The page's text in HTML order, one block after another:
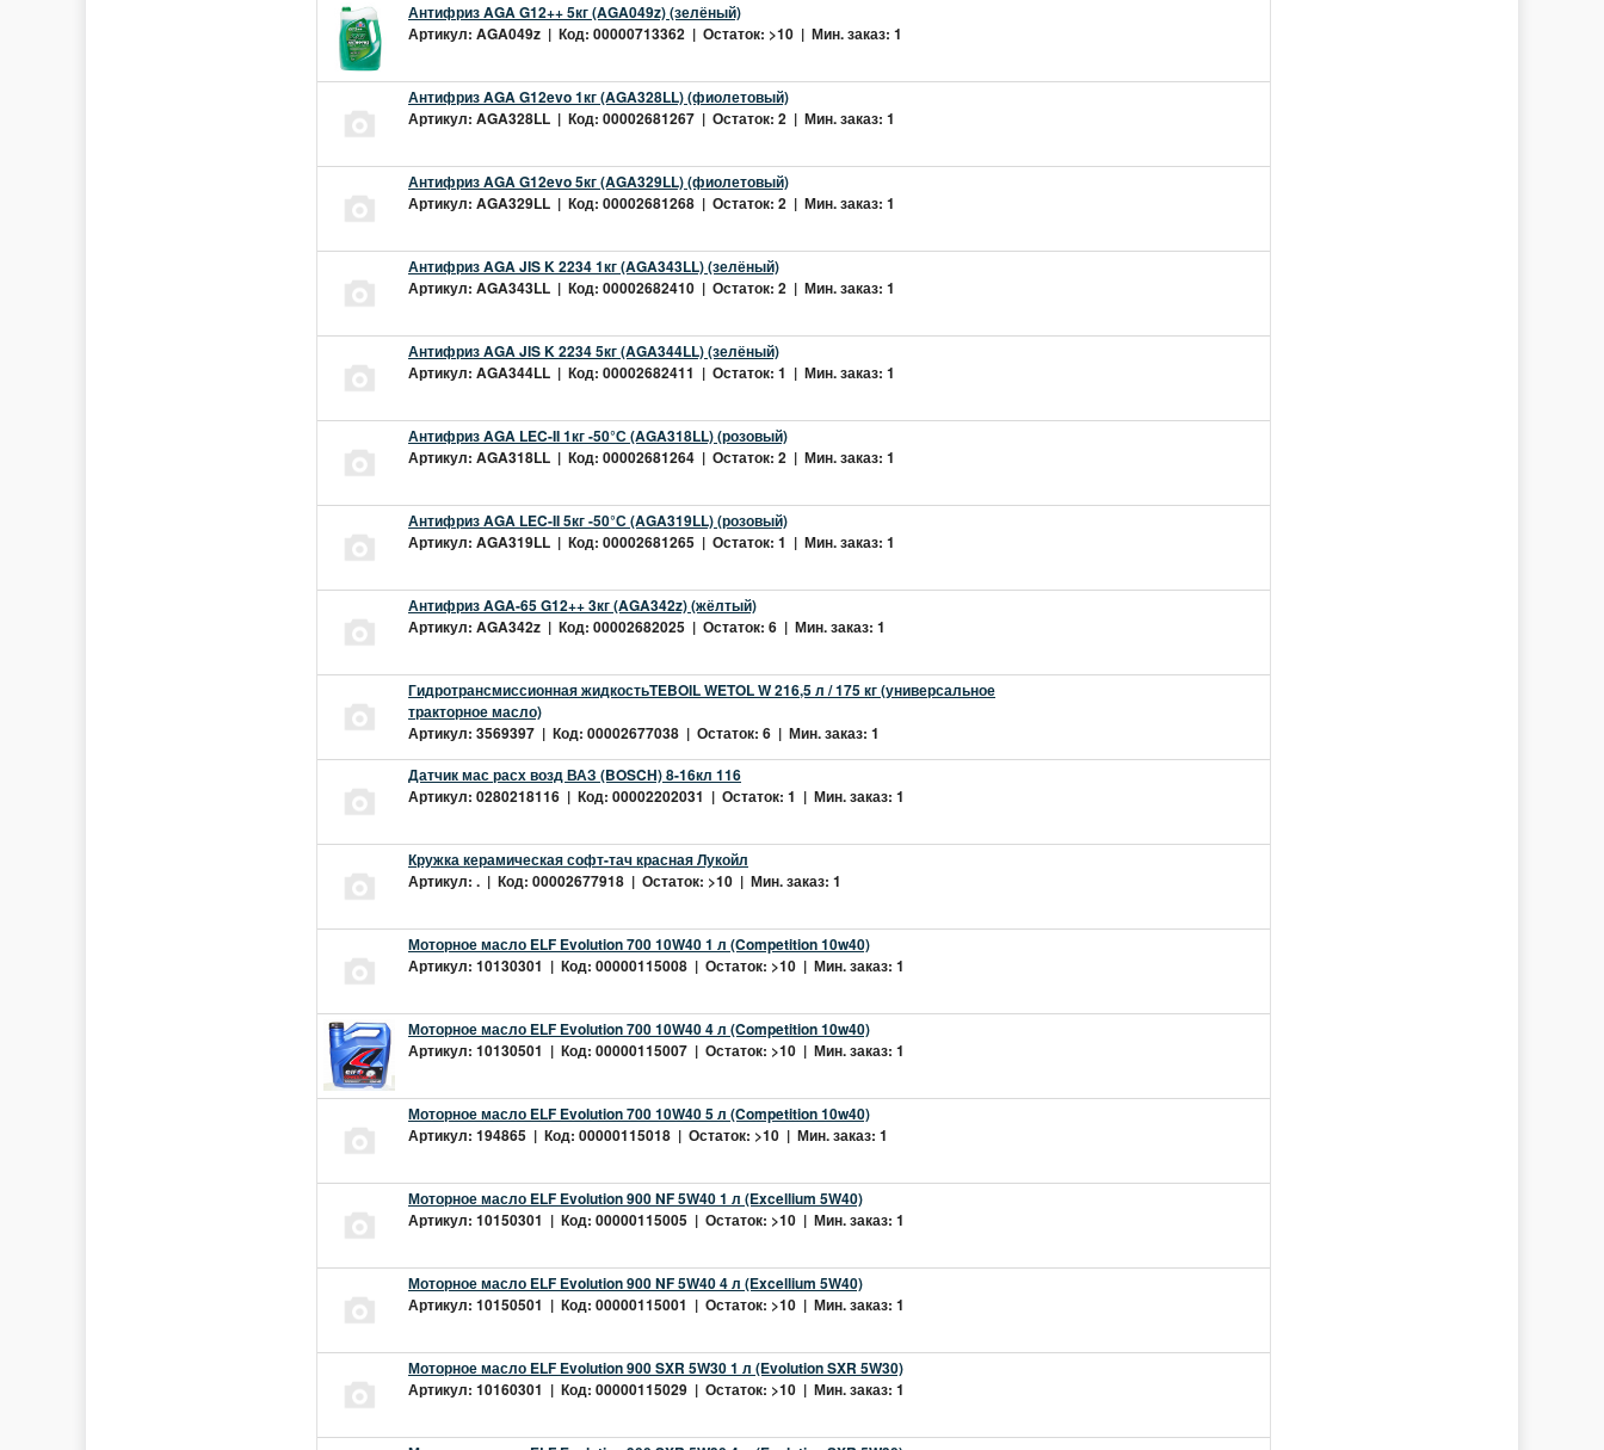
Антифриз AGA G12++ 5кг (AGA049z) (зелёный)
Артикул: AGA049z | Код: 00000713362 | Остаток: >10 | Мин. заказ: 1
Антифриз AGA G12evo 1кг (AGA328LL) (фиолетовый)
Артикул: AGA328LL | Код: 00002681267 | Остаток: 2 | Мин. заказ: 1
Антифриз AGA G12evo 5кг (AGA329LL) (фиолетовый)
Артикул: AGA329LL | Код: 00002681268 | Остаток: 2 | Мин. заказ: 1
Антифриз AGA JIS K 2234 1кг (AGA343LL) (зелёный)
Артикул: AGA343LL | Код: 00002682410 | Остаток: 2 | Мин. заказ: 1
Антифриз AGA JIS K 2234 5кг (AGA344LL) (зелёный)
Артикул: AGA344LL | Код: 00002682411 | Остаток: 1 | Мин. заказ: 1
Антифриз AGA LEC-II 1кг -50°С (AGA318LL) (розовый)
Артикул: AGA318LL | Код: 00002681264 | Остаток: 2 | Мин. заказ: 1
Антифриз AGA LEC-II 5кг -50°С (AGA319LL) (розовый)
Артикул: AGA319LL | Код: 00002681265 | Остаток: 1 | Мин. заказ: 1
Антифриз AGA-65 G12++ 3кг (AGA342z) (жёлтый)
Артикул: AGA342z | Код: 00002682025 | Остаток: 6 | Мин. заказ: 1
Гидротрансмиссионная жидкостьTEBOIL WETOL W 216,5 л / 175 кг (универсальное
тракторное масло)
Артикул: 3569397 | Код: 00002677038 | Остаток: 6 | Мин. заказ: 1
Датчик мас расх возд ВАЗ (BOSCH) 8-16кл 116
Артикул: 0280218116 | Код: 00002202031 | Остаток: 1 | Мин. заказ: 1
Кружка керамическая софт-тач красная Лукойл
Артикул: . | Код: 00002677918 | Остаток: >10 | Мин. заказ: 1
Моторное масло ELF Evolution 700 10W40 1 л (Competition 10w40)
Артикул: 10130301 | Код: 00000115008 | Остаток: >10 | Мин. заказ: 1
Моторное масло ELF Evolution 700 10W40 4 л (Competition 10w40)
Артикул: 10130501 | Код: 00000115007 | Остаток: >10 | Мин. заказ: 1
Моторное масло ELF Evolution 700 10W40 5 л (Competition 10w40)
Артикул: 194865 | Код: 00000115018 | Остаток: >10 | Мин. заказ: 1
Моторное масло ELF Evolution 900 NF 5W40 1 л (Excellium 5W40)
Артикул: 10150301 | Код: 00000115005 | Остаток: >10 | Мин. заказ: 1
Моторное масло ELF Evolution 900 NF 5W40 4 л (Excellium 5W40)
Артикул: 10150501 | Код: 00000115001 | Остаток: >10 | Мин. заказ: 1
Моторное масло ELF Evolution 900 SXR 5W30 1 л (Evolution SXR 5W30)
Артикул: 10160301 | Код: 00000115029 | Остаток: >10 | Мин. заказ: 1